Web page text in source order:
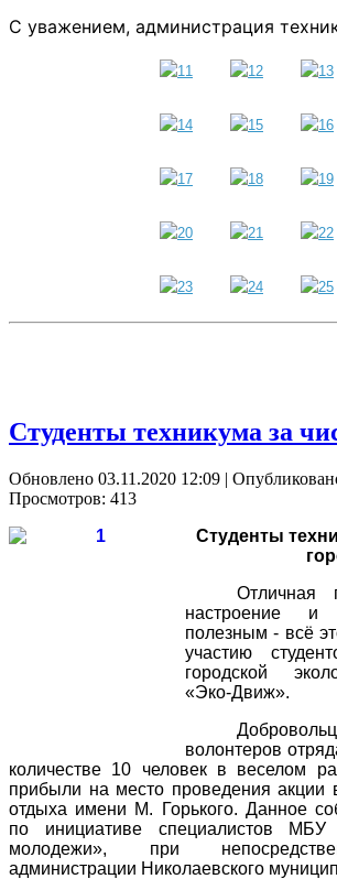
С уважением, администрация
Студенты техникума за
Обновлено 03.11.2020 12:09 |
Просмотров: 413
Студенты
Отличная
настроение
полезным - всё
участию
городской
«Эко-Движ».
волонтеров
количестве 10 человек в веселом
прибыли на место проведения акции
отдыха имени М. Горького. Данное
по инициативе специалистов
молодежи», при
администрации Николаевского